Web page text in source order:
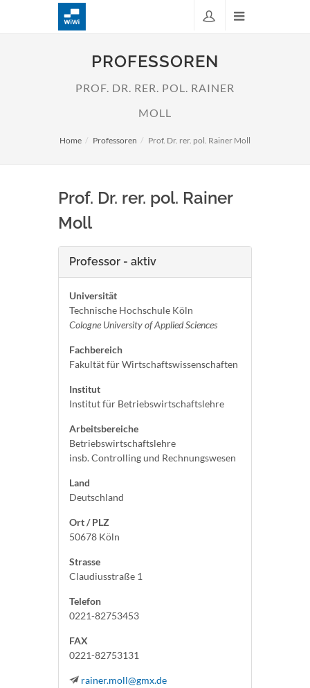
PROFESSOREN
PROF. DR. RER. POL. RAINER
MOLL
Home Professoren Prof. Dr. rer. pol. Rainer Moll
Prof. Dr. rer. pol. Rainer
Moll
Professor - aktiv
Universität
Technische Hochschule Köln
Cologne University of Applied Sciences
Fachbereich
Fakultät für Wirtschaftswissenschaften
Institut
Institut für Betriebswirtschaftslehre
Arbeitsbereiche
Betriebswirtschaftslehre
insb. Controlling und Rechnungswesen
Land
Deutschland
Ort / PLZ
50678 Köln
Strasse
Claudiusstraße 1
Telefon
0221-82753453
FAX
0221-82753131
rainer.moll@gmx.de